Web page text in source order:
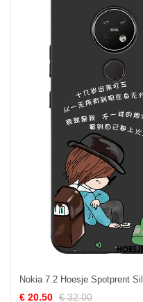
€ 20.50 € 32.00